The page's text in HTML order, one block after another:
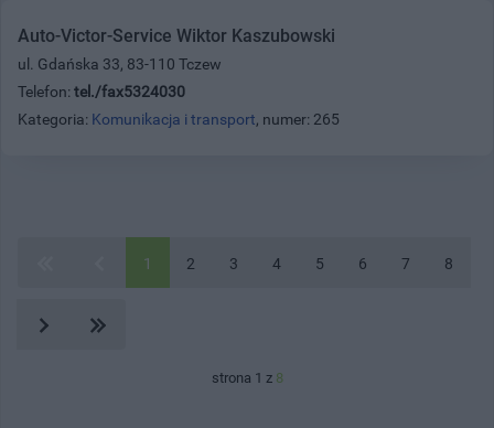
Auto-Victor-Service Wiktor Kaszubowski
ul. Gdańska 33, 83-110 Tczew
Telefon: tel./fax5324030
Kategoria: Komunikacja i transport, numer: 265
1 2 3 4 5 6 7 8
strona 1 z 8